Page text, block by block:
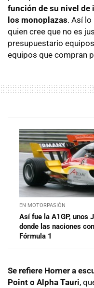
función de su nivel de
los monoplazas. Así lo
quien cree que no es
presupuestario
equipos que compran
EN MOTORPASIÓN
Así fue la A1GP, unos
donde las naciones
Fórmula 1
Se refiere Horner a
Point o Alpha Tauri,